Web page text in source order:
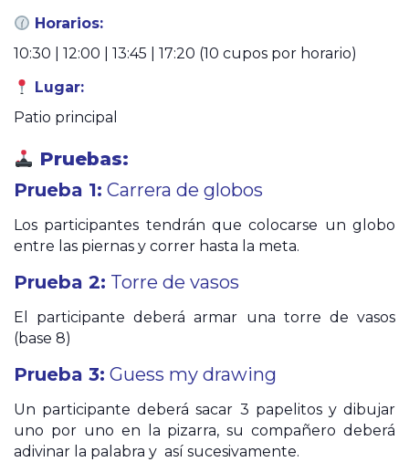
Horarios:
10:30 | 12:00 | 13:45 | 17:20 (10 cupos por horario)
Lugar:
Patio principal
Pruebas:
Prueba 1: Carrera de globos
Los participantes tendrán que colocarse un globo
entre las piernas y correr hasta la meta.
Prueba 2: Torre de vasos
El participante deberá armar una torre de vasos
(base 8)
Prueba 3: Guess my drawing
Un participante deberá sacar 3 papelitos y dibujar
uno por uno en la pizarra, su compañero deberá
adivinar la palabra y así sucesivamente.